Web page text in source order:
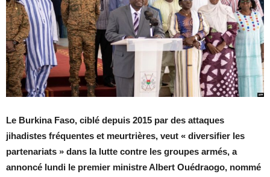
Le Burkina Faso, ciblé depuis 2015 par des attaques
jihadistes fréquentes et meurtrières, veut « diversifier les
partenariats » dans la lutte contre les groupes armés, a
annoncé lundi le premier ministre Albert Ouédraogo, nommé